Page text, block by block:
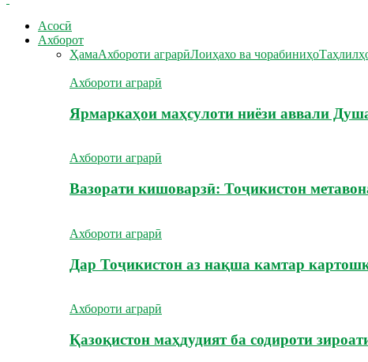
Асосӣ
Ахборот
ҲамаАхбороти аграрӣЛоиҳахо ва чорабиниҳо
Ахбороти аграрӣ
Ярмаркаҳои маҳсулоти ниёзи аввали
Ахбороти аграрӣ
Вазорати кишоварзӣ: Тоҷикистон
Ахбороти аграрӣ
Дар Тоҷикистон аз нақша камтар
Ахбороти аграрӣ
Қазоқистон маҳдудият ба содироти